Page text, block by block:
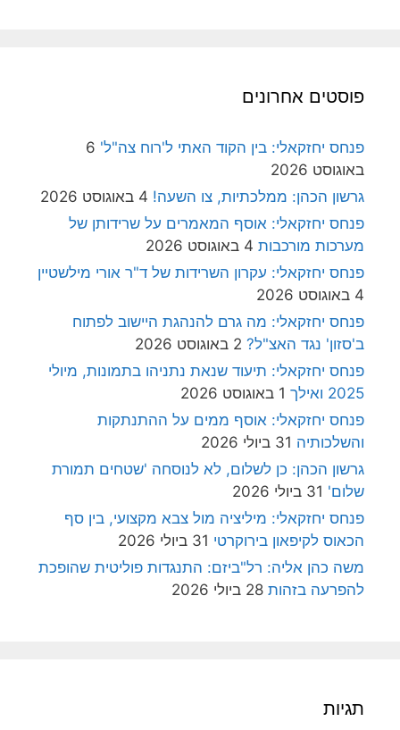
פוסטים אחרונים
פנחס יחזקאלי: בין הקוד האתי ל'רוח צה"ל' 6
באוגוסט 2026
גרשון הכהן: ממלכתיות, צו השעה! 4 באוגוסט 2026
פנחס יחזקאלי: אוסף המאמרים על שרידותן של
מערכות מורכבות 4 באוגוסט 2026
פנחס יחזקאלי: עקרון השרידות של ד"ר אורי מילשטיין
4 באוגוסט 2026
פנחס יחזקאלי: מה גרם להנהגת היישוב לפתוח
ב'סזון' נגד האצ"ל? 2 באוגוסט 2026
פנחס יחזקאלי: תיעוד שנאת נתניהו בתמונות, מיולי
2025 ואילך
1 באוגוסט 2026
פנחס יחזקאלי: אוסף ממים על ההתנתקות
והשלכותיה 31 ביולי 2026
גרשון הכהן: כן לשלום, לא לנוסחה 'שטחים תמורת
שלום' 31 ביולי 2026
פנחס יחזקאלי: מיליציה מול צבא מקצועי, בין סף
הכאוס לקיפאון בירוקרטי 31 ביולי 2026
משה כהן אליה: רל"ביזם: התנגדות פוליטית שהופכת
להפרעה בזהות 28 ביולי 2026
תגיות